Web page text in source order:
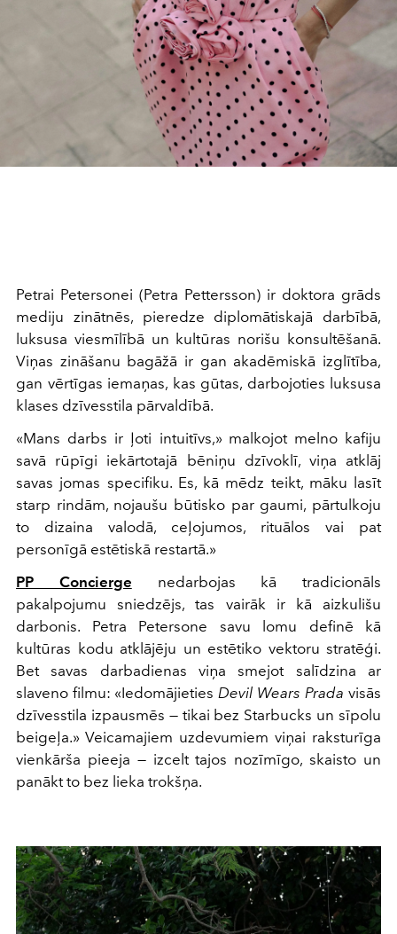
Petrai Petersonei (Petra Pettersson) ir doktora grāds
mediju zinātnēs, pieredze diplomātiskajā darbībā,
luksusa viesmīlībā un kultūras norišu konsultēšanā.
Viņas zināšanu bagāžā ir gan akadēmiskā izglītība,
gan vērtīgas iemaņas, kas gūtas, darbojoties luksusa
klases dzīvesstila pārvaldībā.
«Mans darbs ir ļoti intuitīvs,» malkojot melno kafiju
savā rūpīgi iekārtotajā bēniņu dzīvoklī, viņa atklāj
savas jomas specifiku. Es, kā mēdz teikt, māku lasīt
starp rindām, nojaušu būtisko par gaumi, pārtulkoju
to dizaina valodā, ceļojumos, rituālos vai pat
personīgā estētiskā restartā.»
PP Concierge nedarbojas kā tradicionāls
pakalpojumu sniedzējs, tas vairāk ir kā aizkulišu
darbonis. Petra Petersone savu lomu definē kā
kultūras kodu atklājēju un estētiko vektoru stratēģi.
Bet savas darbadienas viņa smejot salīdzina ar
slaveno filmu: «Iedomājieties Devil Wears Prada visās
dzīvesstila izpausmēs — tikai bez Starbucks un sīpolu
beigeļa.» Veicamajiem uzdevumiem viņai raksturīga
vienkārša pieeja — izcelt tajos nozīmīgo, skaisto un
panākt to bez lieka trokšņa.